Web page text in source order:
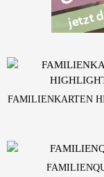
FAMILIENKARTEN